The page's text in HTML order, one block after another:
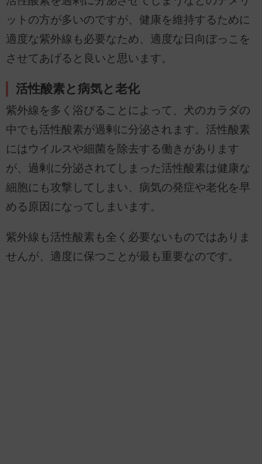
ットの方が多いのですが、健康を維持するために
適度な紫外線も必要なため、適度な日向ぼっこを
させてあげると良いと思います。
活性酸素と病気と老化
紫外線を多く浴びることによって、犬のカラダの
中でも活性酸素が過剰に分泌されます。活性酸素
にはウイルスや細菌を除去する働きがあります
が、過剰に分泌されてしまった活性酸素は健康な
細胞にも攻撃してしまい、病気の発症や老化を早
める原因になってしまいます。
紫外線も活性酸素も全く必要ないものではありま
せんが、適度に保つことが最も重要なのです。